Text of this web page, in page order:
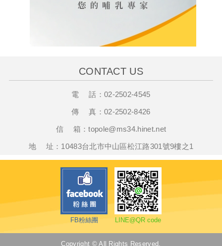
CONTACT US
電 話： 02-2502-4545
傳 真： 02-2502-8426
信 箱：topole@ms34.hinet.net
地 址：10483台北市中山區松江路301號9樓之1
FB粉絲團 LINE@QR code
Copyright © All Rights Reserved.